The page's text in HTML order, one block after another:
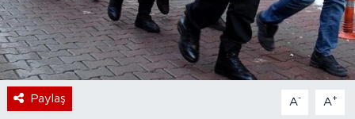
Paylaş A- A+
Magazin
Dünya
Sektör